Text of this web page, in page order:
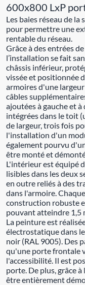
600x800 LxP
Les baies réseau de la
pour permettre une
rentable du réseau.
Grâce à des entrées
l’installation se fait
châssis inférieur,
vissée et positionnée
armoires d'une
câbles
ajoutées à gauche et
intégrées dans le toit
de largeur, trois fois
l'installation d'un
également pourvu
être monté et
L'intérieur est équipé
lisibles dans les deux
en outre reliés à des
dans l'armoire.
construction robuste
pouvant atteindre 1,5
La peinture est
électrostatique dans
noir (RAL 9005). Des
qu'une porte frontale
l'accessibilité. Il est
porte. De plus, grâce
être entièrement